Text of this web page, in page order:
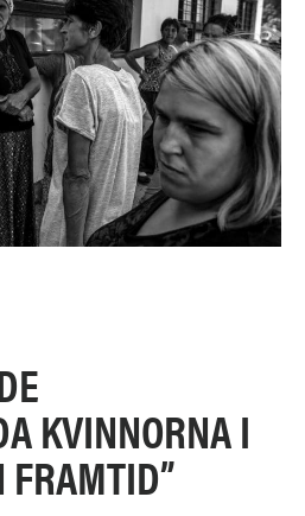
KVINNORNA I
FRAMTID”